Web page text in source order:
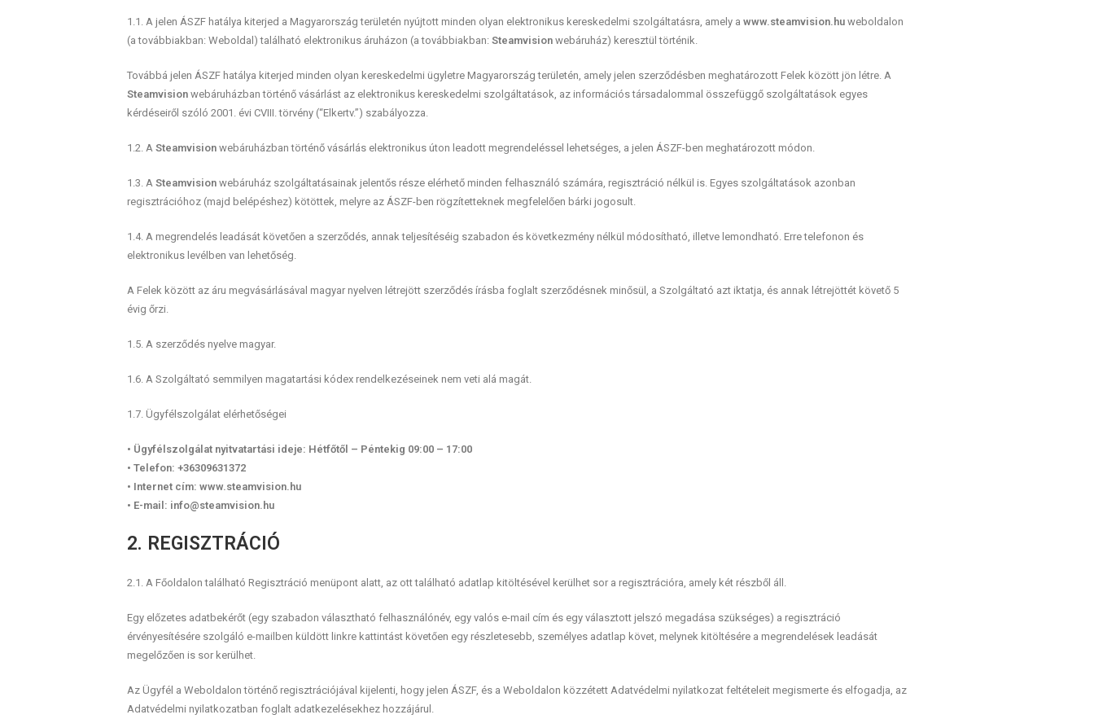
1.1. A jelen ÁSZF hatálya kiterjed a Magyarország területén nyújtott minden olyan elektronikus kereskedelmi szolgáltatásra, amely a www.steamvision.huweboldalon
(a továbbiakban: Weboldal) található elektronikus áruházon (a továbbiakban: Steamvisionwebáruház) keresztül történik.
Továbbá jelen ÁSZF hatálya kiterjed minden olyan kereskedelmi ügyletre Magyarország területén, amely jelen szerződésben meghatározott Felek között jön létre. A
Steamvisionwebáruházban történő vásárlást az elektronikus kereskedelmi szolgáltatások, az információs társadalommal összefüggő szolgáltatások egyes
kérdéseiről szóló 2001. évi CVIII. törvény (“Elkertv.”) szabályozza.
1.2. ASteamvisionwebáruházban történő vásárlás elektronikus úton leadott megrendeléssel lehetséges, a jelen ÁSZF-ben meghatározott módon.
1.3. A Steamvisionwebáruház szolgáltatásainak jelentős része elérhető minden felhasználó számára, regisztráció nélkül is. Egyes szolgáltatások azonban
regisztrációhoz (majd belépéshez) kötöttek, melyre az ÁSZF-ben rögzítetteknek megfelelően bárki jogosult.
1.4. A megrendelés leadását követően a szerződés, annak teljesítéséig szabadon és következmény nélkül módosítható, illetve lemondható. Erre telefonon és
elektronikus levélben van lehetőség.
A Felek között az áru megvásárlásával magyar nyelven létrejött szerződés írásba foglalt szerződésnek minősül, a Szolgáltató azt iktatja, és annak létrejöttét követő 5
évig őrzi.
1.5. A szerződés nyelve magyar.
1.6. A Szolgáltató semmilyen magatartási kódex rendelkezéseinek nem veti alá magát.
1.7. Ügyfélszolgálat elérhetőségei
• Ügyfélszolgálat nyitvatartási ideje: Hétfőtől – Péntekig 09:00 – 17:00
• Telefon: +36309631372
• Internet cím: www.steamvision.hu
• E-mail: info@steamvision.hu
2. REGISZTRÁCIÓ
2.1. A Főoldalon található Regisztráció menüpont alatt, az ott található adatlap kitöltésével kerülhet sor a regisztrációra, amely két részből áll.
Egy előzetes adatbekérőt (egy szabadon választható felhasználónév, egy valós e-mail cím és egy választott jelszó megadása szükséges) a regisztráció
érvényesítésére szolgáló e-mailben küldött linkre kattintást követően egy részletesebb, személyes adatlap követ, melynek kitöltésére a megrendelések leadását
megelőzően is sor kerülhet.
Az Ügyfél a Weboldalon történő regisztrációjával kijelenti, hogy jelen ÁSZF, és a Weboldalon közzétett Adatvédelmi nyilatkozat feltételeit megismerte és elfogadja, az
Adatvédelmi nyilatkozatban foglalt adatkezelésekhez hozzájárul.